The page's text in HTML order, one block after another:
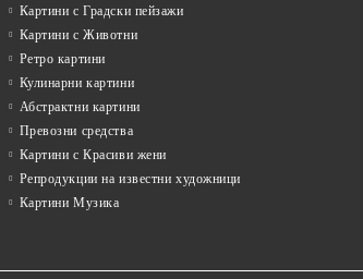
Картини с Градски пейзажи
Картини с Животни
Ретро картини
Кулинарни картини
Абстрактни картини
Превозни средства
Картини с Красиви жени
Репродукции на известни художници
Картини Музика